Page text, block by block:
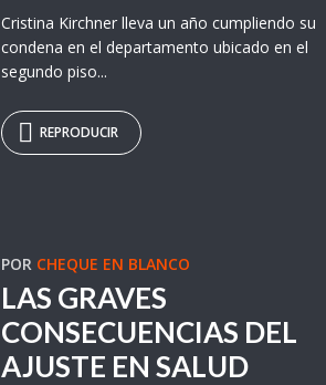
Cristina Kirchner lleva un año cumpliendo su
condena en el departamento ubicado en el
segundo piso...
REPRODUCIR
POR CHEQUE EN BLANCO
LAS GRAVES
CONSECUENCIAS DEL
AJUSTE EN SALUD